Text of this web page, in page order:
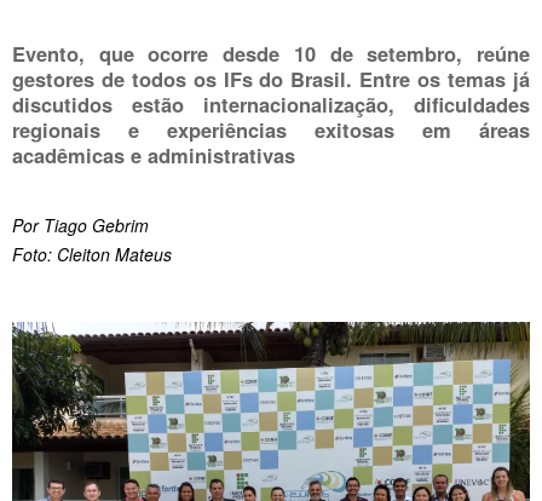
Evento, que ocorre desde 10 de setembro, reúne
gestores de todos os IFs do Brasil. Entre os temas já
discutidos estão internacionalização, dificuldades
regionais e experiências exitosas em áreas
acadêmicas e administrativas
Por Tiago Gebrim
Foto: Cleiton Mateus